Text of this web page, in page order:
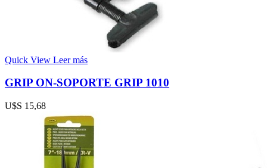
Quick View Leer más
GRIP ON-SOPORTE GRIP 1010
U$S 15,68